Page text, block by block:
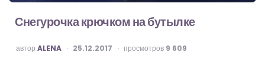
Снегурочка крючком на бутылке
ОПУБЛИКОВАНО
автор ALENA 25.12.2017 просмотров 9 609